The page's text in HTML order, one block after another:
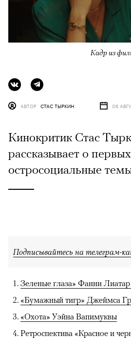
Кадр из
АВТОР СТАС ТЫРКИН 06
Кинокритик Стас
рассказывает о
остросоциальные
Подписывайтесь на телеграм-
Зеленые глаза» Фанни
«Бумажный тигр» Джеймса
«Охота» Уэйна Вапимуквы
Ретроспектива «Красное и